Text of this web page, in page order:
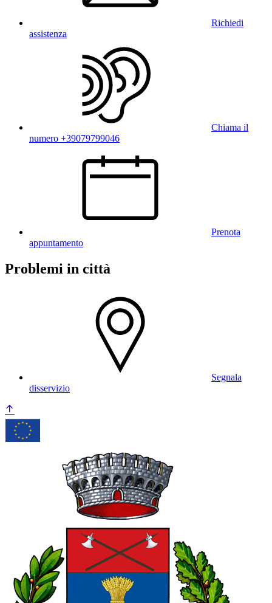
Richiedi
assistenza
Chiama il
numero +39079799046
Prenota
appuntamento
Problemi in città
Segnala
disservizio